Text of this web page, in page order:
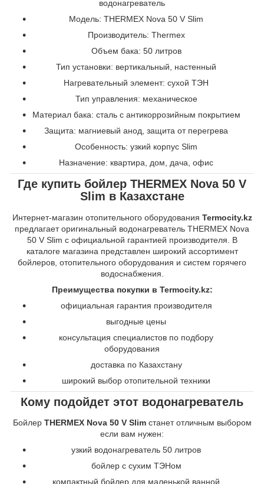
водонагреватель
Модель: THERMEX Nova 50 V Slim
Производитель: Thermex
Объем бака: 50 литров
Тип установки: вертикальный, настенный
Нагревательный элемент: сухой ТЭН
Тип управления: механическое
Материал бака: сталь с антикоррозийным покрытием
Защита: магниевый анод, защита от перегрева
Особенность: узкий корпус Slim
Назначение: квартира, дом, дача, офис
Где купить бойлер THERMEX Nova 50 V
Slim в Казахстане
Интернет-магазин отопительного оборудования Termocity.kz
предлагает оригинальный водонагреватель THERMEX Nova
50 V Slim с официальной гарантией производителя. В
каталоге магазина представлен широкий ассортимент
бойлеров, отопительного оборудования и систем горячего
водоснабжения.
Преимущества покупки в Termocity.kz:
официальная гарантия производителя
выгодные цены
консультация специалистов по подбору
оборудования
доставка по Казахстану
широкий выбор отопительной техники
Кому подойдет этот водонагреватель
Бойлер THERMEX Nova 50 V Slimстанет отличным выбором
если вам нужен:
узкий водонагреватель 50 литров
бойлер с сухим ТЭНом
компактный бойлер для маленькой ванной